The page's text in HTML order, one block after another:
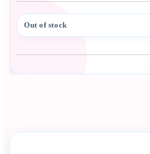
Out of stock